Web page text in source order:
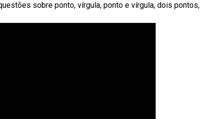
sobre ponto, vírgula, ponto e vírgula, dois pontos,